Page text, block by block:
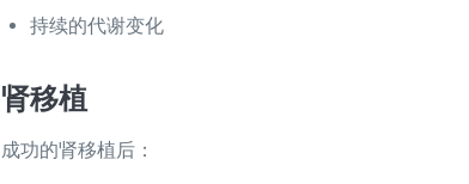
持续的代谢变化
肾移植
成功的肾移植后：